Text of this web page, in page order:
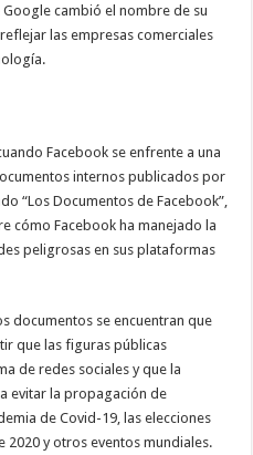
cambió el nombre de su
las empresas comerciales
Facebook se enfrente a una
internos publicados por
“Los Documentos de Facebook”,
cómo Facebook ha manejado la
peligrosas en sus plataformas
documentos se encuentran que
que las figuras públicas
de redes sociales y que la
evitar la propagación de
de Covid-19, las elecciones
2020 y otros eventos mundiales.